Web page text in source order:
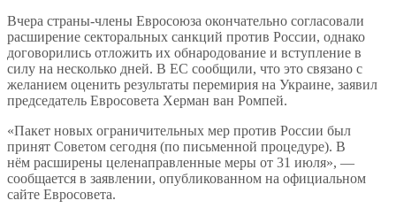
Вчера страны-члены Евросоюза окончательно согласовали
расширение секторальных санкций против России, однако
договорились отложить их обнародование и вступление в
силу на несколько дней. В ЕС сообщили, что это связано с
желанием оценить результаты перемирия на Украине, заявил
председатель Евросовета Херман ван Ромпей.
«Пакет новых ограничительных мер против России был
принят Советом сегодня (по письменной процедуре). В
нём расширены целенаправленные меры от 31 июля», —
сообщается в заявлении, опубликованном на официальном
сайте Евросовета.